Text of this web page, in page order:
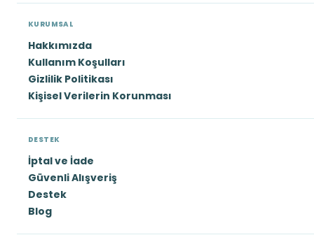
KURUMSAL
Hakkımızda
Kullanım Koşulları
Gizlilik Politikası
Kişisel Verilerin Korunması
DESTEK
İptal ve İade
Güvenli Alışveriş
Destek
Blog